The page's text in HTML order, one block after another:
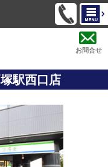
お問合せ
駅西口店